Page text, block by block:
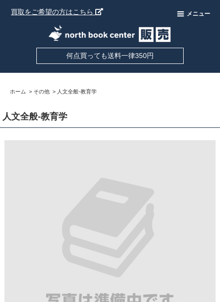
買取をご希望の方はこちら メニュー
何点買っても送料一律350円
ホーム > その他 > 人文全般-教育学
人文全般-教育学